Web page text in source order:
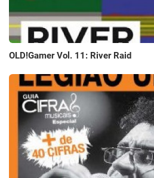
OLD!Gamer Vol. 11: River Raid